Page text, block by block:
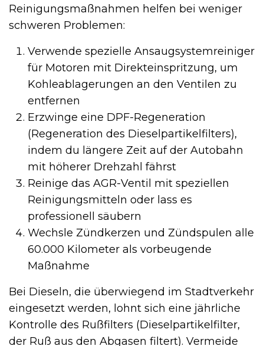
Reinigungsmaßnahmen helfen bei weniger
schweren Problemen:
Verwende spezielle Ansaugsystemreiniger
für Motoren mit Direkteinspritzung, um
Kohleablagerungen an den Ventilen zu
entfernen
Erzwinge eine DPF-Regeneration
(Regeneration des Dieselpartikelfilters),
indem du längere Zeit auf der Autobahn
mit höherer Drehzahl fährst
Reinige das AGR-Ventil mit speziellen
Reinigungsmitteln oder lass es
professionell säubern
Wechsle Zündkerzen und Zündspulen alle
60.000 Kilometer als vorbeugende
Maßnahme
Bei Dieseln, die überwiegend im Stadtverkehr
eingesetzt werden, lohnt sich eine jährliche
Kontrolle des Rußfilters (Dieselpartikelfilter,
der Ruß aus den Abgasen filtert). Vermeide